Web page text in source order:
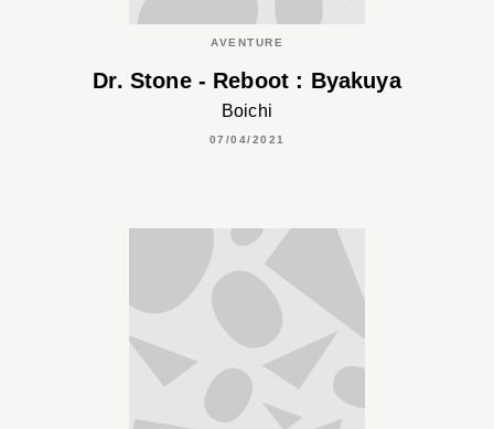
AVENTURE
Dr. Stone - Reboot : Byakuya
Boichi
07/04/2021